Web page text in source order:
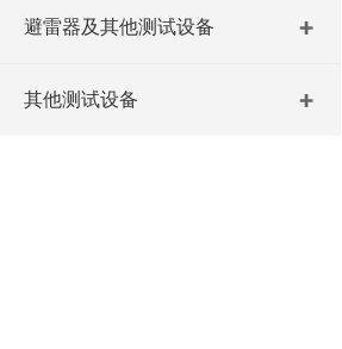
避雷器及其他测试设备
其他测试设备